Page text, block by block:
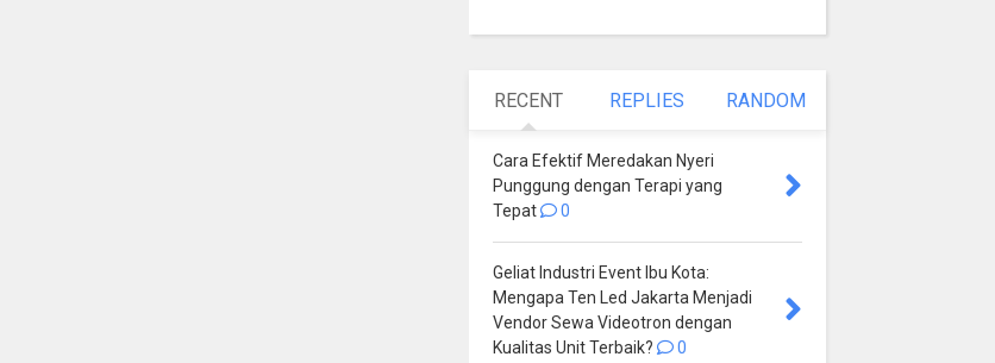
RECENT REPLIES RANDOM
Cara Efektif Meredakan Nyeri
Punggung dengan Terapi yang
Tepat
0
Geliat Industri Event Ibu Kota:
Mengapa Ten Led Jakarta Menjadi
Vendor Sewa Videotron dengan
Kualitas Unit Terbaik?
0